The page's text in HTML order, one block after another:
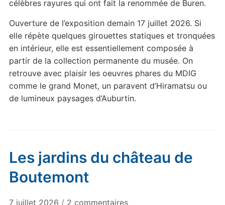
célèbres rayures qui ont fait la renommée de Buren.
Ouverture de l’exposition demain 17 juillet 2026. Si
elle répète quelques girouettes statiques et tronquées
en intérieur, elle est essentiellement composée à
partir de la collection permanente du musée. On
retrouve avec plaisir les oeuvres phares du MDIG
comme le grand Monet, un paravent d’Hiramatsu ou
de lumineux paysages d’Auburtin.
Les jardins du château de
Boutemont
7 juillet 2026 / 2 commentairessur